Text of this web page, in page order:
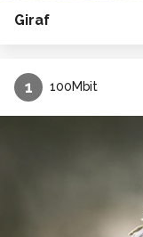
Giraf
1 100Mbit